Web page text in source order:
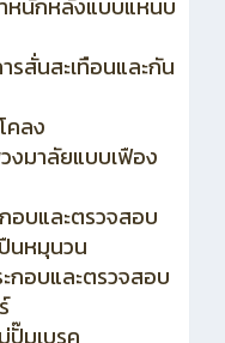
สั่นสะเทือนและกัน
คลง
งมาลัยแบบเฟือง
อบและตรวจสอบ
นหมุนวน
กอบและตรวจสอบ
ปั๊มเบรค